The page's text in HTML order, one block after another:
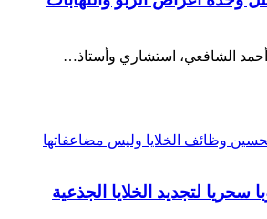
أحمد الشافعي، استشاري وأستاذ…
سحريا لتجديد الخلايا الجذعية